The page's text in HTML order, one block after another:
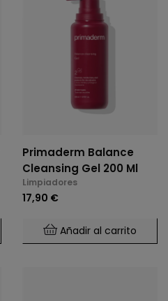
Primaderm Balance
Cleansing Gel 200 Ml
Limpiadores
17,90 €
Añadir al carrito